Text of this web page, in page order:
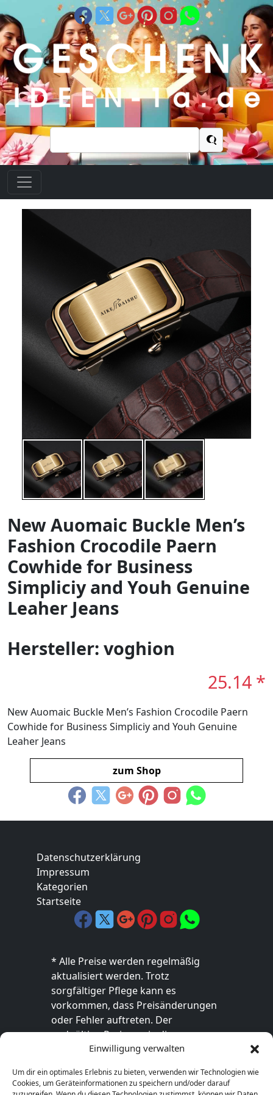
Einwilligung verwalten
Um dir ein optimales Erlebnis zu bieten, verwenden wir Technologien wie
Cookies, um Geräteinformationen zu speichern und/oder darauf
Suchen
nach:
New Auomaic Buckle Men’s
Fashion Crocodile Paern
Cowhide for Business
Simpliciy and Youh Genuine
Leaher Jeans
Hersteller: voghion
25.14 *
New Auomaic Buckle Men’s Fashion Crocodile Paern
Cowhide for Business Simpliciy and Youh Genuine
Leaher Jeans
zum Shop
Datenschutzerklärung
Impressum
Kategorien
Startseite
* Alle Preise werden regelmäßig
aktualisiert werden. Trotz
sorgfältiger Pflege kann es
vorkommen, dass Preisänderungen
oder Fehler auftreten. Der
endgültige Preis sowie die
Verfügbarkeit des Produkts sind
Shop des Anbieters verbindlich. Bitte